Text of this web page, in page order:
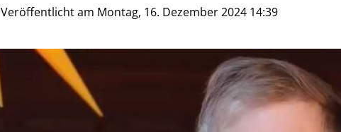
Veröffentlicht am Montag, 16. Dezember 2024 14:39